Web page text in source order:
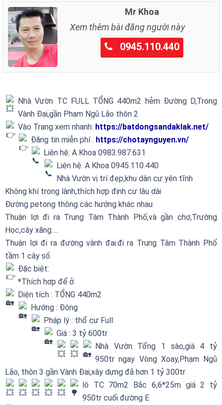
Mr Khoa
Xem thêm bài đăng người này
0945.110.440
Nhà Vườn TC FULL TỔNG 440m2 hẻm Đường D,Trong
Vành Đai,gần Phạm Ngũ Lão thôn 2
Vào Trang xem nhanh: https://batdongsandaklak.net/
Đăng tin miễn phí : https://chotaynguyen.vn/
Liên hệ: A Khoa 0983.987.631
Liên hệ: A Khoa 0945.110.440
Nhà Vườn vị trí đẹp,khu dân cư yên tĩnh
Không khí trong lành,thích hợp định cư lâu dài
Đường petong thông các hướng khác nhau
Thuận lợi đi ra Trung Tâm Thành Phố,và gần chợ,Trường
Học,cây xăng….
Thuận lợi đi ra đường vành đai.đi ra Trung Tâm Thành Phố
tầm 1 cây số.
Đặc biệt:
*Thích hơp để ở.
Diện tích : TỔNG 440m2
Hướng : Đông
Pháp lý : thổ cư Full
Giá : 3 tỷ 600tr
Nhà Vườn Tổng 1 sào,giá 4 tỷ
950tr ngay Vòng Xoay,Phạm Ngũ
Lão, thôn 3 gần Vành Đai,xây dựng đã hơn 1 tỷ 300tr
lô TC 70m2 Bắc 6,6*25m giá 2 tỷ
950tr cuối đường E